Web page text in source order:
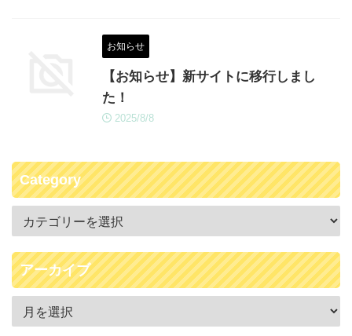
お知らせ
【お知らせ】新サイトに移行しまし
た！
2025/8/8
Category
アーカイブ